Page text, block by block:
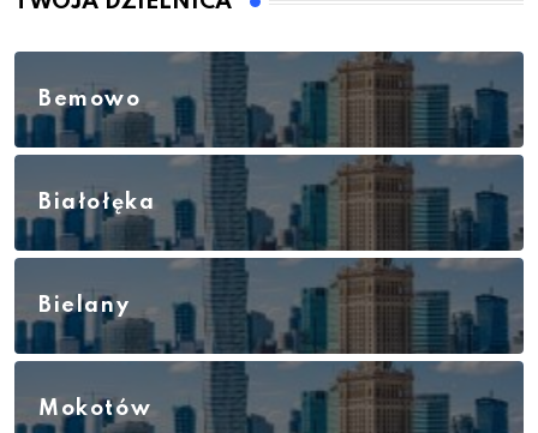
Bemowo
Białołęka
Bielany
Mokotów